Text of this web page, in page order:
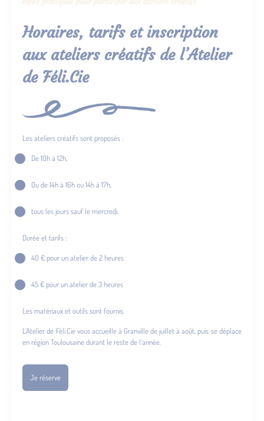
Horaires, tarifs et inscription
aux ateliers créatifs de l’Atelier
de Féli.Cie
Les ateliers créatifs sont proposés :
De 10h à 12h,
Ou de 14h à 16h ou 14h à 17h,
tous les jours sauf le mercredi.
Durée et tarifs :
40 € pour un atelier de 2 heures
45 € pour un atelier de 3 heures
Les matériaux et outils sont fournis.
L’Atelier de Féli.Cie vous accueille à Granville de juillet à août, puis se déplace
en région Toulousaine durant le reste de l’année.
Je réserve